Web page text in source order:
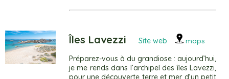
Îles Lavezzi Site web maps
Préparez-vous à du grandiose : aujourd’hui,
je me rends dans l’archipel des îles Lavezzi,
pour une découverte terre et mer d’un petit